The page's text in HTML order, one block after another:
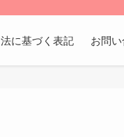
に基づく表記 お問